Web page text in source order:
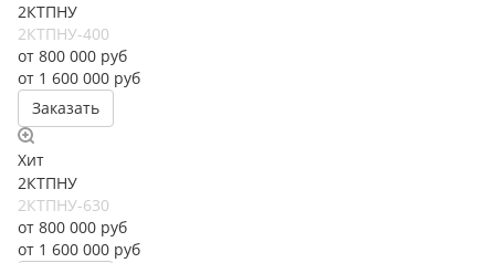
2КТПНУ
2КТПНУ-400
от 800 000 руб
от 1 600 000 руб
Заказать
Хит
2КТПНУ
2КТПНУ-630
от 800 000 руб
от 1 600 000 руб